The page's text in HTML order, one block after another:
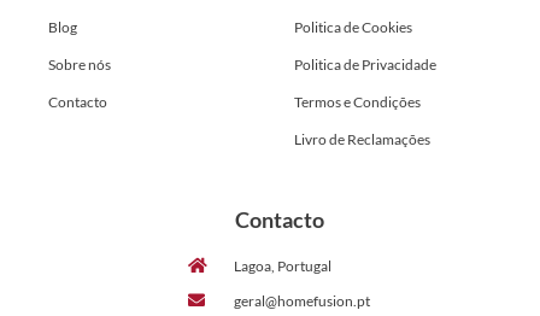
Blog
Sobre nós
Contacto
Politica de Cookies
Politica de Privacidade
Termos e Condições
Livro de Reclamações
Contacto
Lagoa, Portugal
geral@homefusion.pt